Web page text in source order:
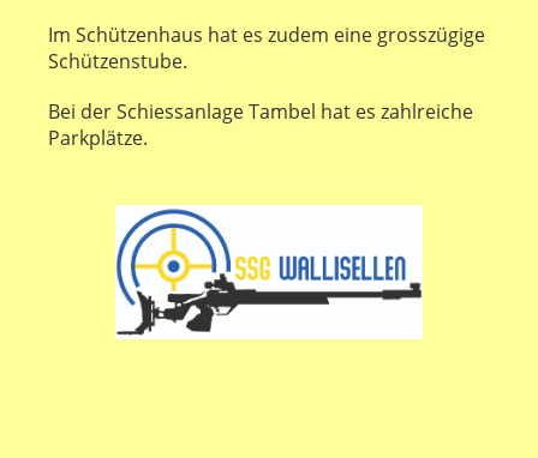
Im Schützenhaus hat es zudem eine grosszügige
Schützenstube.
Bei der Schiessanlage Tambel hat es zahlreiche
Parkplätze.